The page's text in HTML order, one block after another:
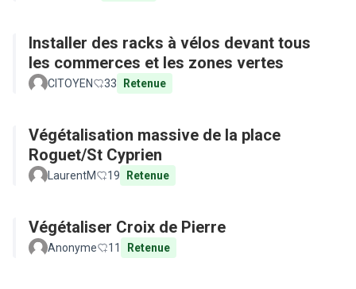
Installer des racks à vélos devant tous
les commerces et les zones vertes
CITOYEN 33 Retenue
Végétalisation massive de la place
Roguet/St Cyprien
LaurentM 19 Retenue
Végétaliser Croix de Pierre
Anonyme 11 Retenue